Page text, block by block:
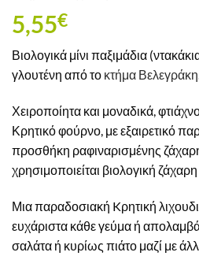
5,55€
Βιολογικά μίνι παξιμάδια
γλουτένη από το κτήμα
Χειροποίητα και μοναδικά,
Κρητικό φούρνο, με εξαιρετικό
προσθήκη ραφιναρισμένης
χρησιμοποιείται βιολογική
Μια παραδοσιακή Kρητική
ευχάριστα κάθε γεύμα ή
σαλάτα ή κυρίως πιάτο μαζί με